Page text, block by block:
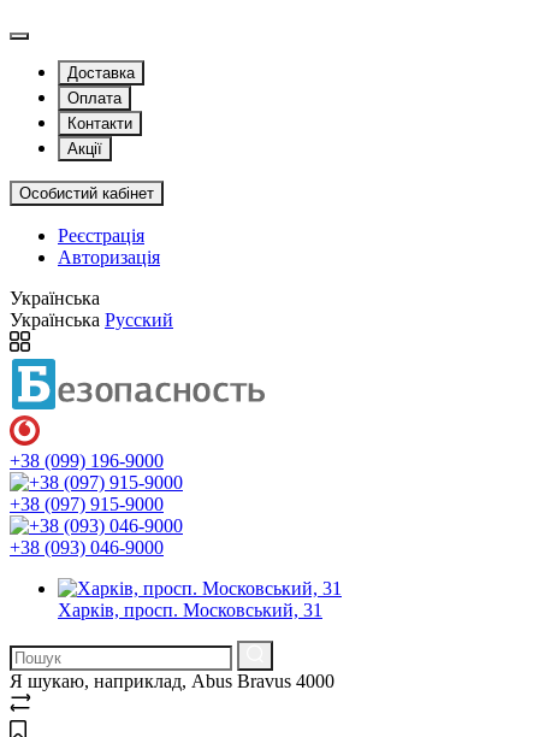
Доставка
Оплата
Контакти
Акції
Особистий кабінет
Реєстрація
Авторизація
Українська
Українська Русский
+38 (099) 196-9000
+38 (097) 915-9000
+38 (093) 046-9000
Харків, просп. Московський, 31
Я шукаю, наприклад, Abus Bravus 4000